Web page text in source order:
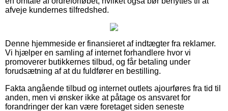
afveje kundernes tilfredshed.
Denne hjemmeside er finansieret af indtægter fra reklamer.
Vi hjælper en samling af internet forhandlere hvor vi
promoverer butikkernes tilbud, og får betaling under
forudsætning af at du fuldfører en bestilling.
Fakta angående tilbud og internet outlets ajourføres fra tid til
anden, men vi ønsker ikke at påtage os ansvaret for
forandringer der kan være foretaget siden seneste